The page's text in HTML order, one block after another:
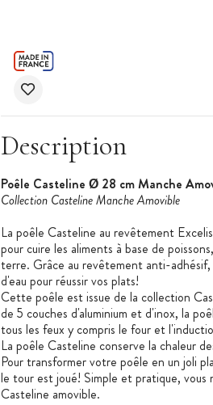
Description
Poêle Casteline Ø 28 cm Manche
Collection Casteline Manche Amovible
La poêle Casteline au revêtement
pour cuire les aliments à base de
terre. Grâce au revêtement anti-adhésif,
d'eau pour réussir vos plats!
Cette poêle est issue de la collection
de 5 couches d'aluminium et d'inox, la
tous les feux y compris le four et
La poêle Casteline conserve la chaleur
Pour transformer votre poêle en un joli
le tour est joué! Simple et pratique, vous
Casteline amovible.